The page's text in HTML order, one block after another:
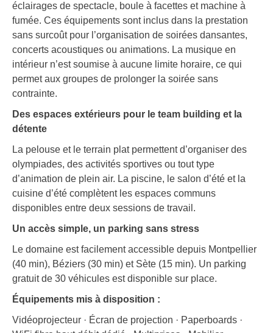
éclairages de spectacle, boule à facettes et machine à
fumée. Ces équipements sont inclus dans la prestation
sans surcoût pour l’organisation de soirées dansantes,
concerts acoustiques ou animations. La musique en
intérieur n’est soumise à aucune limite horaire, ce qui
permet aux groupes de prolonger la soirée sans
contrainte.
Des espaces extérieurs pour le team building et la
détente
La pelouse et le terrain plat permettent d’organiser des
olympiades, des activités sportives ou tout type
d’animation de plein air. La piscine, le salon d’été et la
cuisine d’été complètent les espaces communs
disponibles entre deux sessions de travail.
Un accès simple, un parking sans stress
Le domaine est facilement accessible depuis Montpellier
(40 min), Béziers (30 min) et Sète (15 min). Un parking
gratuit de 30 véhicules est disponible sur place.
Équipements mis à disposition :
Vidéoprojecteur · Écran de projection · Paperboards ·